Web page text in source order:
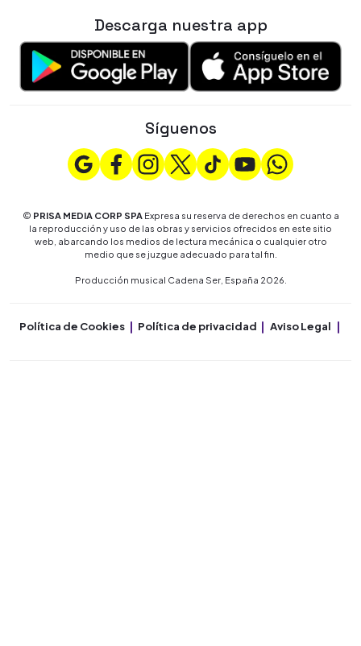
Descarga nuestra app
Síguenos
© PRISA MEDIA CORP SPAExpresa su reserva de derechos en cuanto a
la reproducción y uso de las obras y servicios ofrecidos en este sitio
web, abarcando los medios de lectura mecánica o cualquier otro
medio que se juzgue adecuado para tal fin.
Producción musical Cadena Ser, España 2026.
Política de Cookies Política de privacidad Aviso Legal